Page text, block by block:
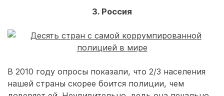
3. Россия
В 2010 году опросы показали, что 2/3 населения
нашей страны скорее боится полиции, чем